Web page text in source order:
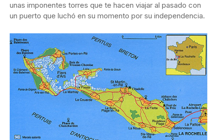
unas imponentes torres que te hacen viajar al pasado con
un puerto que luchó en su momento por su independencia.